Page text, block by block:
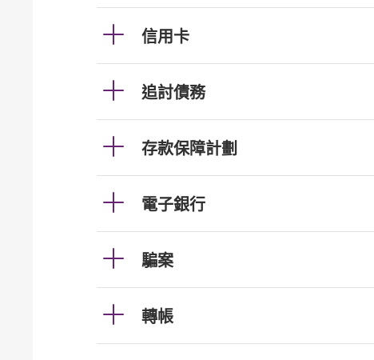
信用卡
追討債務
存款保障計劃
電子銀行
騙案
轉帳